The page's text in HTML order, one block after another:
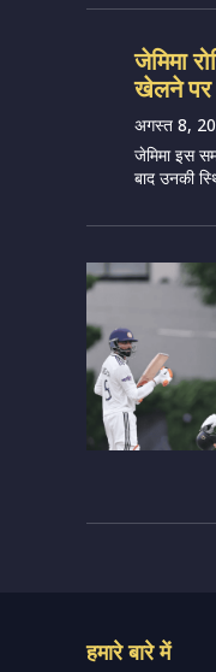
जेमिमा
खेलने पर
अगस्त 8,
जेमिमा इस
बाद उनकी
हमारे बारे में